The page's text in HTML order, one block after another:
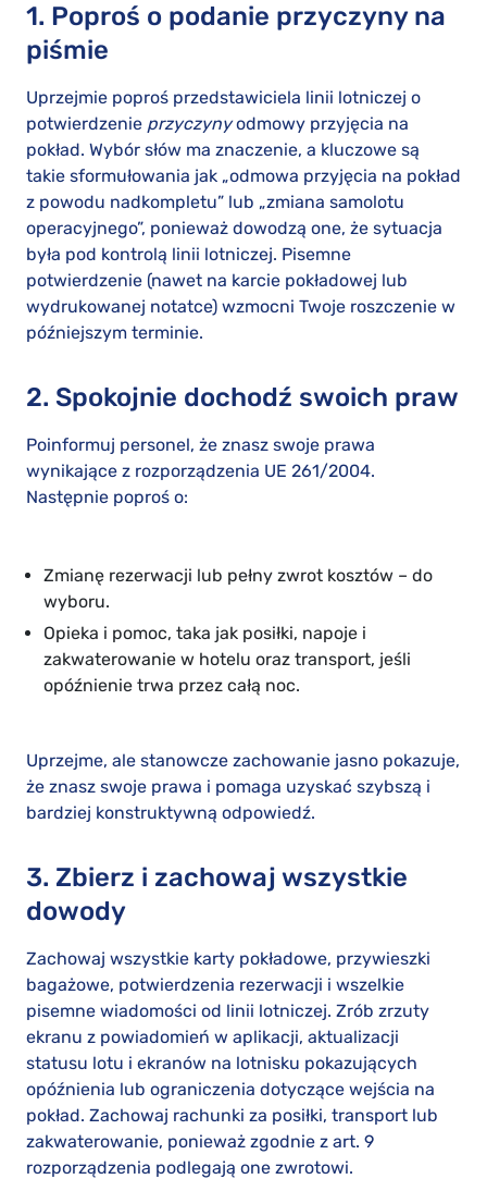
1. Poproś o podanie przyczyny na
piśmie
Uprzejmie poproś przedstawiciela linii lotniczej o
potwierdzenie przyczynyodmowy przyjęcia na
pokład. Wybór słów ma znaczenie, a kluczowe są
takie sformułowania jak „odmowa przyjęcia na pokład
z powodu nadkompletu” lub „zmiana samolotu
operacyjnego”, ponieważ dowodzą one, że sytuacja
była pod kontrolą linii lotniczej. Pisemne
potwierdzenie (nawet na karcie pokładowej lub
wydrukowanej notatce) wzmocni Twoje roszczenie w
późniejszym terminie.
2. Spokojnie dochodź swoich praw
Poinformuj personel, że znasz swoje prawa
wynikające z rozporządzenia UE 261/2004.
Następnie poproś o:
Zmianę rezerwacji lub pełny zwrot kosztów – do
wyboru.
Opieka i pomoc, taka jak posiłki, napoje i
zakwaterowanie w hotelu oraz transport, jeśli
opóźnienie trwa przez całą noc.
Uprzejme, ale stanowcze zachowanie jasno pokazuje,
że znasz swoje prawa i pomaga uzyskać szybszą i
bardziej konstruktywną odpowiedź.
3. Zbierz i zachowaj wszystkie
dowody
Zachowaj wszystkie karty pokładowe, przywieszki
bagażowe, potwierdzenia rezerwacji i wszelkie
pisemne wiadomości od linii lotniczej. Zrób zrzuty
ekranu z powiadomień w aplikacji, aktualizacji
statusu lotu i ekranów na lotnisku pokazujących
opóźnienia lub ograniczenia dotyczące wejścia na
pokład. Zachowaj rachunki za posiłki, transport lub
zakwaterowanie, ponieważ zgodnie z art. 9
rozporządzenia podlegają one zwrotowi.